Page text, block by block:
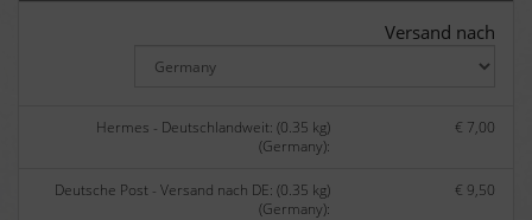
Versand nach
Hermes - Deutschlandweit: (0.35 kg)
(Germany):
€ 7,00
Deutsche Post - Versand nach DE: (0.35 kg)
(Germany):
€ 9,50